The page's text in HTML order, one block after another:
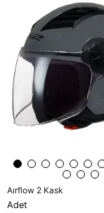
Aırflow 2 Kask
Adet